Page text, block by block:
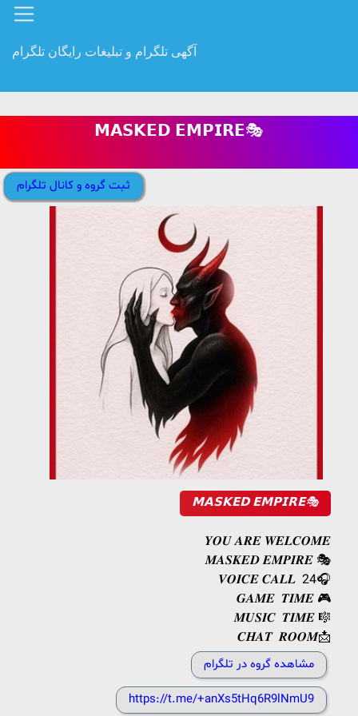
آگهی تلگرام و تبلیغات رایگان تلگرام
𝗠𝗔𝗦𝗞𝗘𝗗 𝗘𝗠𝗣𝗜𝗥𝗘🎭
ثبت گروه و کانال تلگرام
𝗠𝗔𝗦𝗞𝗘𝗗 𝗘𝗠𝗣𝗜𝗥𝗘🎭
𝒀𝑶𝑼 𝑨𝑹𝑬 𝑾𝑬𝑳𝑪𝑶𝑴𝑬
𝑴𝑨𝑺𝑲𝑬𝑫 𝑬𝑴𝑷𝑰𝑹𝑬 🎭
𝑽𝑶𝑰𝑪𝑬 𝑪𝑨𝑳𝑳 24🎧
𝑮𝑨𝑴𝑬 𝑻𝑰𝑴𝑬 🎮
𝑴𝑼𝑺𝑰𝑪 𝑻𝑰𝑴𝑬 🎼
𝑪𝑯𝑨𝑻 𝑹𝑶𝑶𝑴📩
مشاهده گروه در تلگرام
https://t.me/+anXs5tHq6R9lNmU9